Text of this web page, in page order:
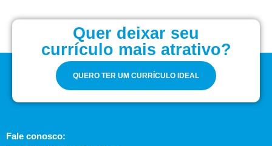
Quer deixar seu
currículo mais atrativo?
QUERO TER UM CURRÍCULO IDEAL
Fale conosco: